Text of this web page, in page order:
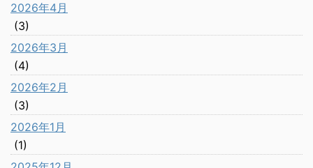
2026年4月
(3)
2026年3月
(4)
2026年2月
(3)
2026年1月
(1)